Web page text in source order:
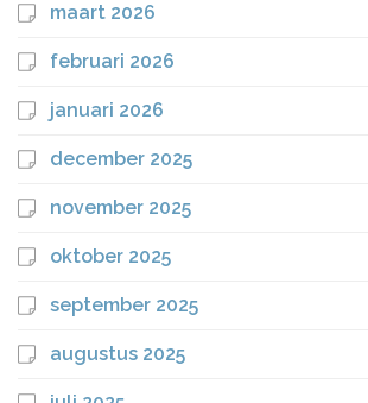
maart 2026
februari 2026
januari 2026
december 2025
november 2025
oktober 2025
september 2025
augustus 2025